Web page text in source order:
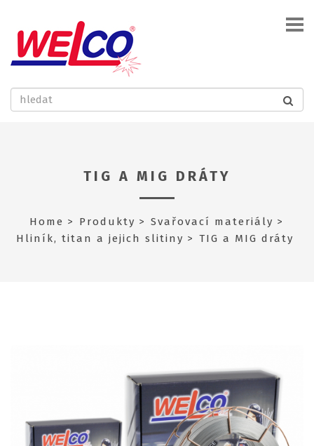
TIG A MIG DRÁTY
Home Produkty
Svařovací materiály
Hliník, titan a jejich slitiny
TIG a MIG dráty